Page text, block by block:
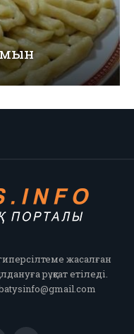
жасалған
рұқсат етіледі.